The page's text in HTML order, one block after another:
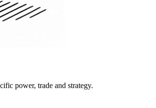
power, trade and strategy.